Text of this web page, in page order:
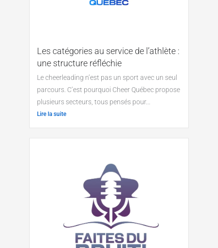
Les catégories au service de l’athlète :
une structure réfléchie
Le cheerleading n’est pas un sport avec un seul
parcours. C’est pourquoi Cheer Québec propose
plusieurs secteurs, tous pensés pour...
Lire la suite